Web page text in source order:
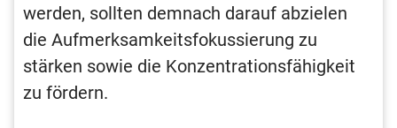
werden, sollten demnach darauf abzielen
die Aufmerksamkeitsfokussierung zu
stärken sowie die Konzentrationsfähigkeit
zu fördern.